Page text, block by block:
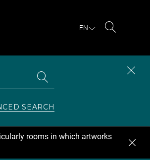
EN
SEARCH
rooms in which artworks